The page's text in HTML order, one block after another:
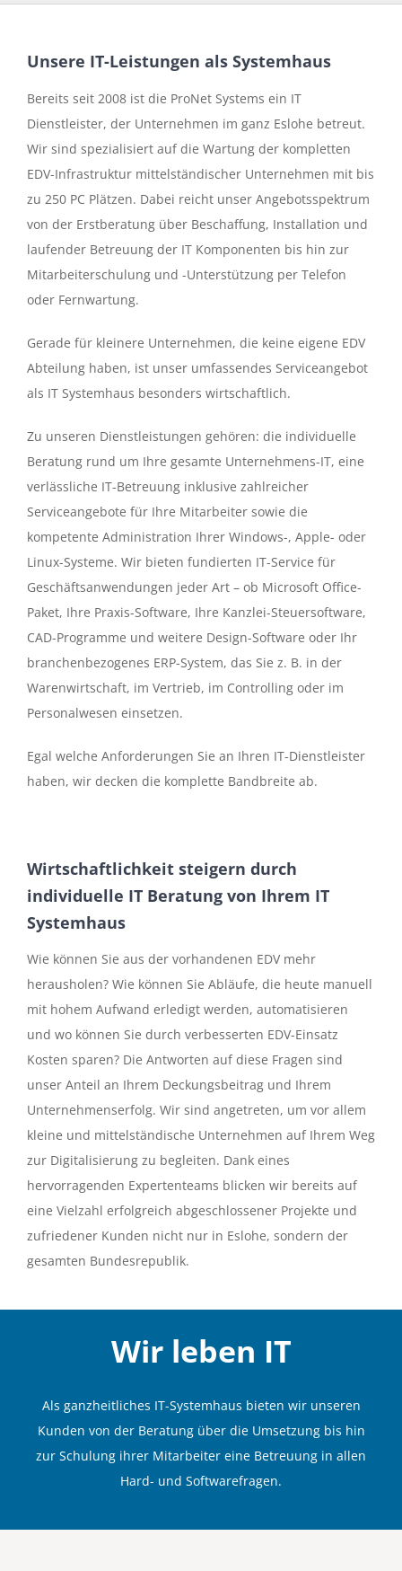
Unsere IT-Leistungen als Systemhaus
Bereits seit 2008 ist die ProNet Systems ein IT
Dienstleister, der Unternehmen im ganz Eslohe betreut.
Wir sind spezialisiert auf die Wartung der kompletten
EDV-Infrastruktur mittelständischer Unternehmen mit bis
zu 250 PC Plätzen. Dabei reicht unser Angebotsspektrum
von der Erstberatung über Beschaffung, Installation und
laufender Betreuung der IT Komponenten bis hin zur
Mitarbeiterschulung und -Unterstützung per Telefon
oder Fernwartung.
Gerade für kleinere Unternehmen, die keine eigene EDV
Abteilung haben, ist unser umfassendes Serviceangebot
als IT Systemhaus besonders wirtschaftlich.
Zu unseren Dienstleistungen gehören: die individuelle
Beratung rund um Ihre gesamte Unternehmens-IT, eine
verlässliche IT-Betreuung inklusive zahlreicher
Serviceangebote für Ihre Mitarbeiter sowie die
kompetente Administration Ihrer Windows-, Apple- oder
Linux-Systeme. Wir bieten fundierten IT-Service für
Geschäftsanwendungen jeder Art – ob Microsoft Office-
Paket, Ihre Praxis-Software, Ihre Kanzlei-Steuersoftware,
CAD-Programme und weitere Design-Software oder Ihr
branchenbezogenes ERP-System, das Sie z. B. in der
Warenwirtschaft, im Vertrieb, im Controlling oder im
Personalwesen einsetzen.
Egal welche Anforderungen Sie an Ihren IT-Dienstleister
haben, wir decken die komplette Bandbreite ab.
Wirtschaftlichkeit steigern durch
individuelle IT Beratung von Ihrem IT
Systemhaus
Wie können Sie aus der vorhandenen EDV mehr
herausholen? Wie können Sie Abläufe, die heute manuell
mit hohem Aufwand erledigt werden, automatisieren
und wo können Sie durch verbesserten EDV-Einsatz
Kosten sparen? Die Antworten auf diese Fragen sind
unser Anteil an Ihrem Deckungsbeitrag und Ihrem
Unternehmenserfolg. Wir sind angetreten, um vor allem
kleine und mittelständische Unternehmen auf Ihrem Weg
zur Digitalisierung zu begleiten. Dank eines
hervorragenden Expertenteams blicken wir bereits auf
eine Vielzahl erfolgreich abgeschlossener Projekte und
zufriedener Kunden nicht nur in Eslohe, sondern der
gesamten Bundesrepublik.
Wir leben IT
Als ganzheitliches IT-Systemhaus bieten wir unseren
Kunden von der Beratung über die Umsetzung bis hin
zur Schulung ihrer Mitarbeiter eine Betreuung in allen
Hard- und Softwarefragen.